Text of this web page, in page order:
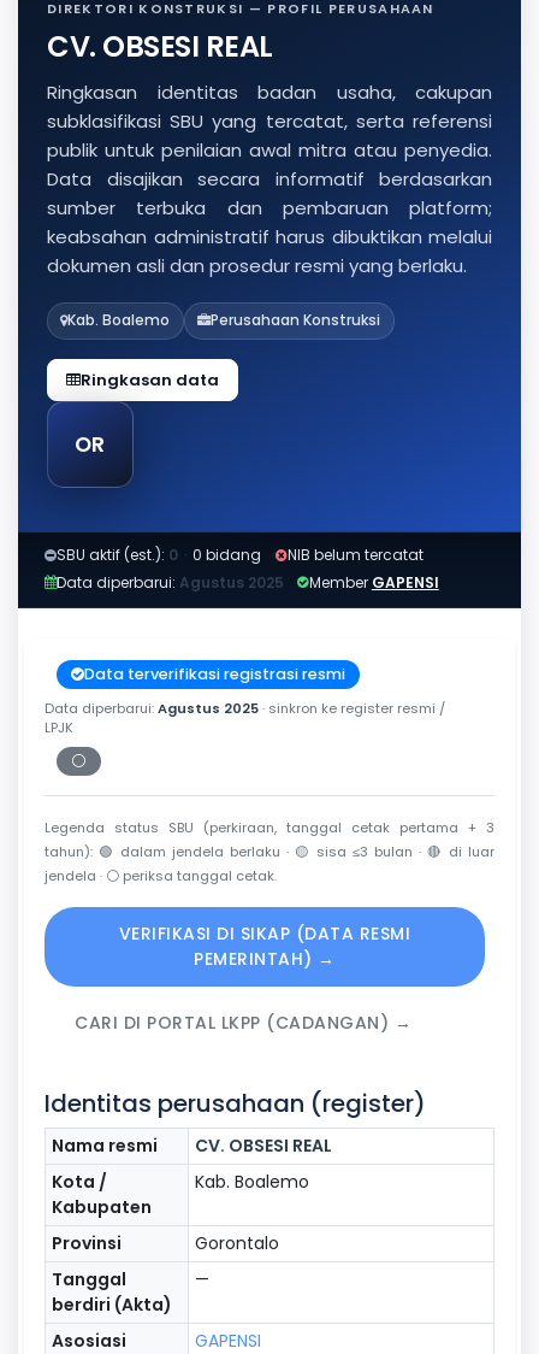
DIREKTORI KONSTRUKSI — PROFIL PERUSAHAAN
CV. OBSESI REAL
Ringkasan identitas badan usaha, cakupan
subklasifikasi SBU yang tercatat, serta referensi
publik untuk penilaian awal mitra atau penyedia.
Data disajikan secara informatif berdasarkan
sumber terbuka dan pembaruan platform;
keabsahan administratif harus dibuktikan melalui
dokumen asli dan prosedur resmi yang berlaku.
Kab. Boalemo Perusahaan Konstruksi
Ringkasan data
OR
SBU aktif (est.): 0 · 0 bidang
NIB belum tercatat
Data diperbarui: Agustus 2025 Member GAPENSI
Data terverifikasi registrasi resmi
Data diperbarui:Agustus 2025· sinkron ke register resmi /
LPJK
⚪
Periksa tanggal cetak
Legenda status SBU (perkiraan, tanggal cetak pertama + 3
tahun): 🟢 dalam jendela berlaku · 🟡 sisa ≤3 bulan · 🔴 di luar
jendela · ⚪ periksa tanggal cetak.
VERIFIKASI DI SIKAP (DATA RESMI
PEMERINTAH) →
CARI DI PORTAL LKPP (CADANGAN) →
Identitas perusahaan (register)
Nama resmi
CV. OBSESI REAL
Kota /
Kabupaten
Kab. Boalemo
Provinsi
Gorontalo
Tanggal
berdiri (Akta)
—
Asosiasi
GAPENSI